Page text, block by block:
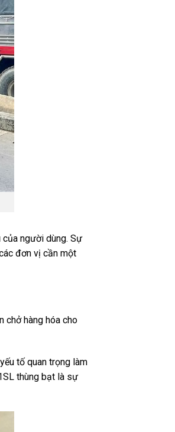
của người dùng. Sự
đơn vị cần một
chở hàng hóa cho
tố quan trọng làm
thùng bạt là sự